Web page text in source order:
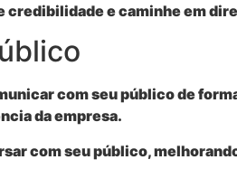
credibilidade e caminhe em
com seu público de
da empresa.
com seu público,